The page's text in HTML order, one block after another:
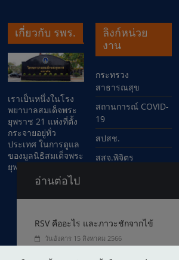
เกี่ยวกับ รพร.
เราเป็นหนึ่งในโรง
พยาบาลสมเด็จพระ
ยุพราช 21 แห่งที่ตั้ง
กระจายอยู่ทั่ว
ประเทศ ในการดูแล
ของมูลนิธิสมเด็จพระ
ยุพราช
ลิงก์หน่วย
งาน
กระทรวง
สาธารณสุข
สถานการณ์ COVID-
19
สปสช.
สสจ.พิจิตร
อ่านต่อไป
RSV คืออะไร และภาวะชักจากไข้
วันอังคาร 15 สิงหาคม 2566